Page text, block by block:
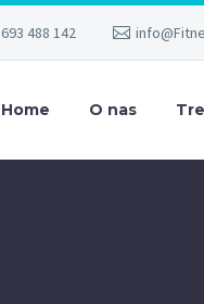
693 488 142
Home O nas